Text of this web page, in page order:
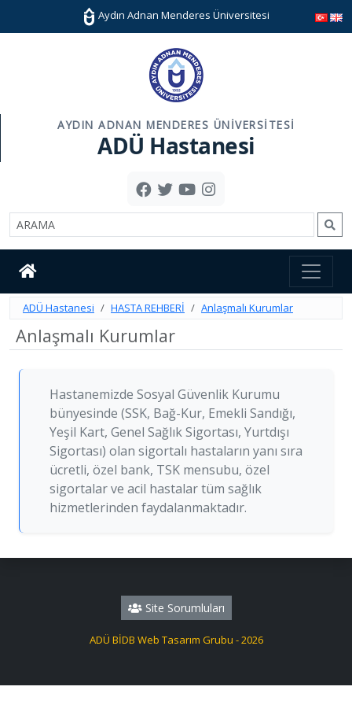
Aydın Adnan Menderes Üniversitesi
AYDIN ADNAN MENDERES ÜNIVERSITESI
ADÜ Hastanesi
ADÜ Hastanesi HASTA REHBERİ Anlaşmalı Kurumlar
Anlaşmalı Kurumlar
Hastanemizde Sosyal Güvenlik Kurumu
bünyesinde (SSK, Bağ-Kur, Emekli Sandığı,
Yeşil Kart, Genel Sağlık Sigortası, Yurtdışı
Sigortası) olan sigortalı hastaların yanı sıra
ücretli, özel bank, TSK mensubu, özel
sigortalar ve acil hastalar tüm sağlık
hizmetlerinden faydalanmaktadır.
Site Sorumluları
ADÜ BİDB Web Tasarım Grubu - 2026